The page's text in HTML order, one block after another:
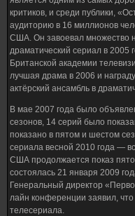
критиков, и среди публики,
аудиторию в 16 миллионов
США. Он завоевал множество
драматический сериал в 2005
Британской академии
лучшая драма в 2006 и
актёрский ансамбль в
В мае 2007 года было
сезонов, 14 серий было
показано в пятом и шестом
сериала весной 2010 года —
США продолжается показ
состоялась 21 января 2009
Генеральный директор
лайн конференции заявил,
телесериала.